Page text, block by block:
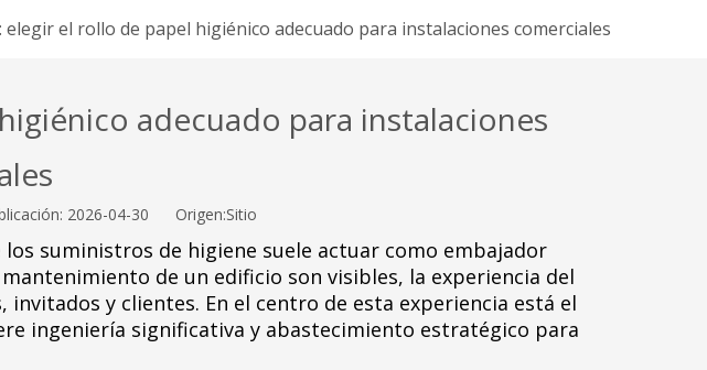
elegir el rollo de papel higiénico adecuado para instalaciones comerciales
adecuado para instalaciones
2026-04-30 Origen:Sitio
suministros de higiene suele actuar como embajador
de un edificio son visibles, la experiencia del
y clientes. En el centro de esta experiencia está el
ingeniería significativa y abastecimiento estratégico para